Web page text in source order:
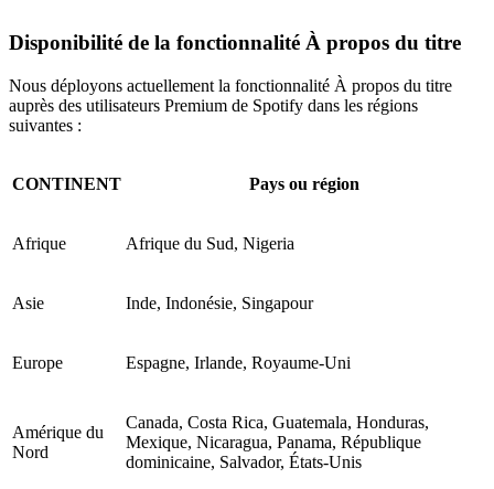
Disponibilité de la fonctionnalité À propos du titre
Nous déployons actuellement la fonctionnalité À propos du titre
auprès des utilisateurs Premium de Spotify dans les régions
suivantes :
CONTINENT Pays ou région
Afrique Afrique du Sud, Nigeria
Asie Inde, Indonésie, Singapour
Europe Espagne, Irlande, Royaume-Uni
Amérique du
Nord
Canada, Costa Rica, Guatemala, Honduras,
Mexique, Nicaragua, Panama, République
dominicaine, Salvador, États-Unis